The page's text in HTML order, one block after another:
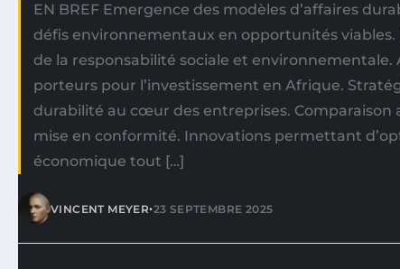
EN BREF Emergence des modèles d’affaires
défis environnementaux en opportunités
de la responsabilité sociale et environnementale.
porteurs pour l’investissement en Afrique.
durabilité au cœur des entreprises. Comparaison
mise en conformité. Innovations permettant
économique tout […]
VINCENT MEYER•23 SEPTEMBRE 2025